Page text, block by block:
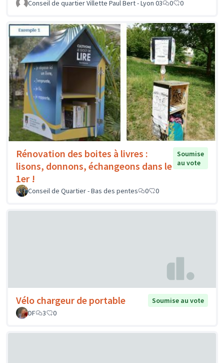
Conseil de quartier Villette Paul Bert - Lyon 03 0 0
Rénovation des boites à livres :
lisons, donnons, échangeons dans le
1er !
Soumise
au vote
Conseil de Quartier - Bas des pentes 0 0
Vélo chargeur de portable
Soumise au vote
DF
3 0